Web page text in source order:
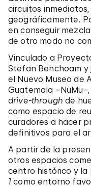
circuitos
geográficamente.
en conseguir
de otro modo no
Vinculado a
Stefan Benchoam y
el Nuevo Museo de
Guatemala
drive-throughde
como espacio de
curadores a hacer
definitivos para el
A partir de la
otros espacios
centro histórico y la
1 como entorno